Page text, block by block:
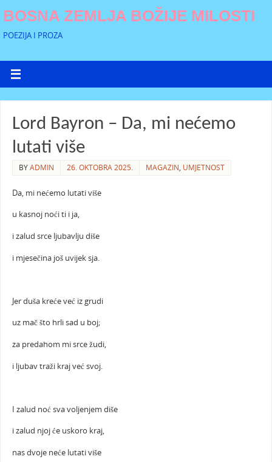
BOSNA ZEMLJA BOŽIJE MILOSTI
POEZIJA I PROZA
Lord Bayron – Da, mi nećemo
lutati više
BYADMIN 26. OKTOBRA 2025. MAGAZIN, UMJETNOST
Da, mi nećemo lutati više
u kasnoj noći ti i ja,
i zalud srce ljubavlju diše
i mjesečina još uvijek sja.
Jer duša kreće već iz grudi
uz mač što hrli sad u boj;
za predahom mi srce žudi,
i ljubav traži kraj već svoj.
I zalud noć sva voljenjem diše
i zalud njoj će uskoro kraj,
nas dvoje neće lutati više